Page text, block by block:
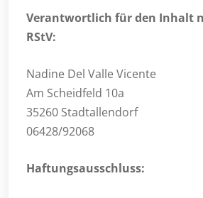
Verantwortlich für den Inhalt
RStV:
Nadine Del Valle Vicente
Am Scheidfeld 10a
35260 Stadtallendorf
06428/92068
Haftungsausschluss: